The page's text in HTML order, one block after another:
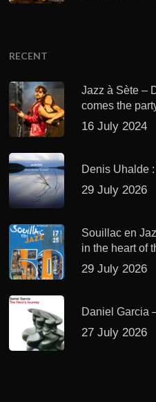
RECENT
Jazz à Sète –
comes the
16 July 2024
Denis Uhalde
29 July 2026
Souillac en
in the heart of
29 July 2026
Daniel Garcia
27 July 2026